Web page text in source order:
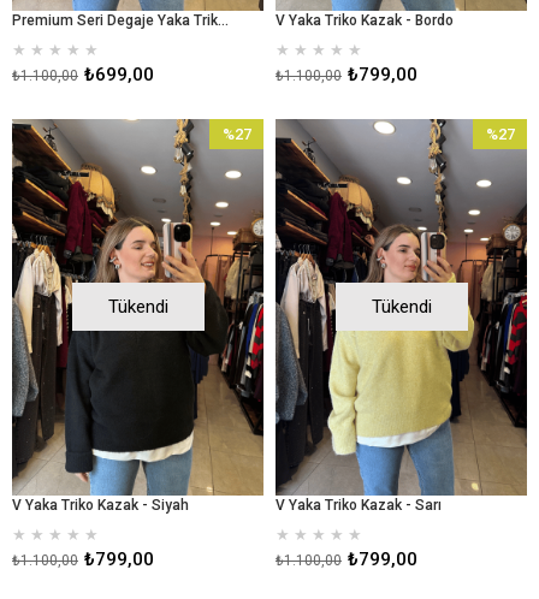
Premium Seri Degaje Yaka Triko Kazak
★ ★ ★ ★ ★
₺699,00
₺1.100,00
V Yaka Triko Kazak - Bordo
★ ★ ★ ★ ★
₺799,00
₺1.100,00
Tükendi
V Yaka Triko Kazak - Siyah
★ ★ ★ ★ ★
₺799,00
₺1.100,00
%27
%27İndirim
Tükendi
V Yaka Triko Kazak - Sarı
★ ★ ★ ★ ★
₺799,00
₺1.100,00
%27